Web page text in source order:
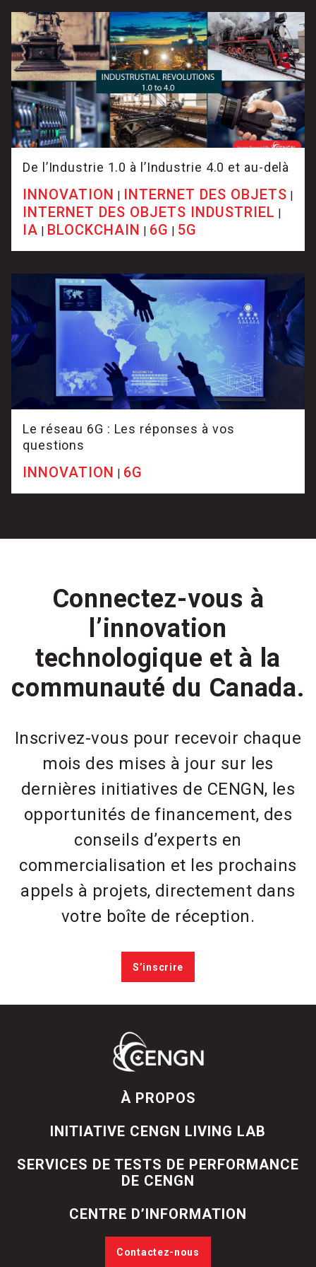
De l’Industrie 1.0 à l’Industrie 4.0 et au-delà
INNOVATION | INTERNET DES OBJETS |
INTERNET DES OBJETS INDUSTRIEL |
IA | BLOCKCHAIN | 6G | 5G
Le réseau 6G : Les réponses à vos
questions
INNOVATION | 6G
Connectez-vous à
l’innovation
technologique et à la
communauté du Canada.
Inscrivez-vous pour recevoir chaque
mois des mises à jour sur les
dernières initiatives de CENGN, les
opportunités de financement, des
conseils d’experts en
commercialisation et les prochains
appels à projets, directement dans
votre boîte de réception.
S’inscrire
À PROPOS
INITIATIVE CENGN LIVING LAB
SERVICES DE TESTS DE PERFORMANCE
DE CENGN
CENTRE D’INFORMATION
Contactez-nous